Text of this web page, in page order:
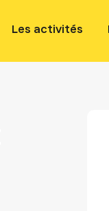
Les activités